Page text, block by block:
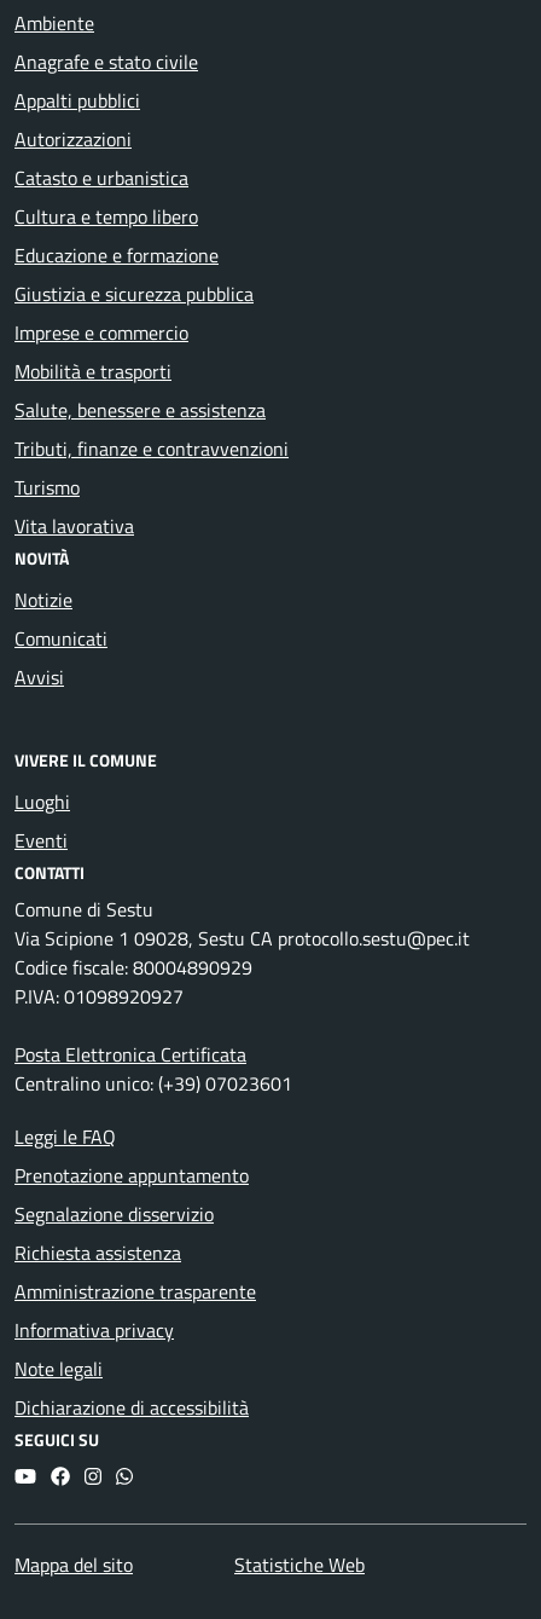
Ambiente
Anagrafe e stato civile
Appalti pubblici
Autorizzazioni
Catasto e urbanistica
Cultura e tempo libero
Educazione e formazione
Giustizia e sicurezza pubblica
Imprese e commercio
Mobilità e trasporti
Salute, benessere e assistenza
Tributi, finanze e contravvenzioni
Turismo
Vita lavorativa
NOVITÀ
Notizie
Comunicati
Avvisi
VIVERE IL COMUNE
Luoghi
Eventi
CONTATTI
Comune di Sestu
Via Scipione 1 09028, Sestu CA protocollo.sestu@pec.it
Codice fiscale: 80004890929
P.IVA: 01098920927
Posta Elettronica Certificata
Centralino unico: (+39) 07023601
Leggi le FAQ
Prenotazione appuntamento
Segnalazione disservizio
Richiesta assistenza
Amministrazione trasparente
Informativa privacy
Note legali
Dichiarazione di accessibilità
SEGUICI SU
YouTubeFacebookInstagram
Whatsapp
Mappa del sito Statistiche Web